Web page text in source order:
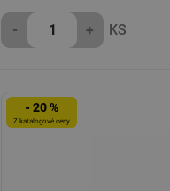
- + KS
- 20 %
Z katalogové ceny